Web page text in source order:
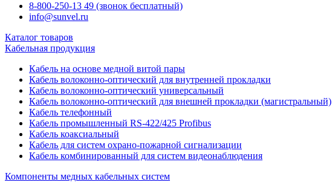
8-800-250-13 49 (звонок бесплатный)
info@sunvel.ru
Каталог товаров
Кабельная продукция
Кабель на основе медной витой пары
Кабель волоконно-оптический для внутренней прокладки
Кабель волоконно-оптический универсальный
Кабель волоконно-оптический для внешней прокладки (магистральный)
Кабель телефонный
Кабель промышленный RS-422/425 Profibus
Кабель коаксиальный
Кабель для систем охрано-пожарной сигнализации
Кабель комбинированный для систем видеонаблюдения
Компоненты медных кабельных систем